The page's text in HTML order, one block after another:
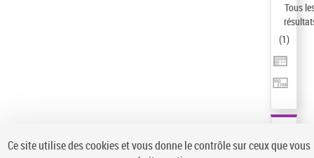
Tous
(1)
Ce site utilise des cookies et vous donne le contrôle sur ceux que vous